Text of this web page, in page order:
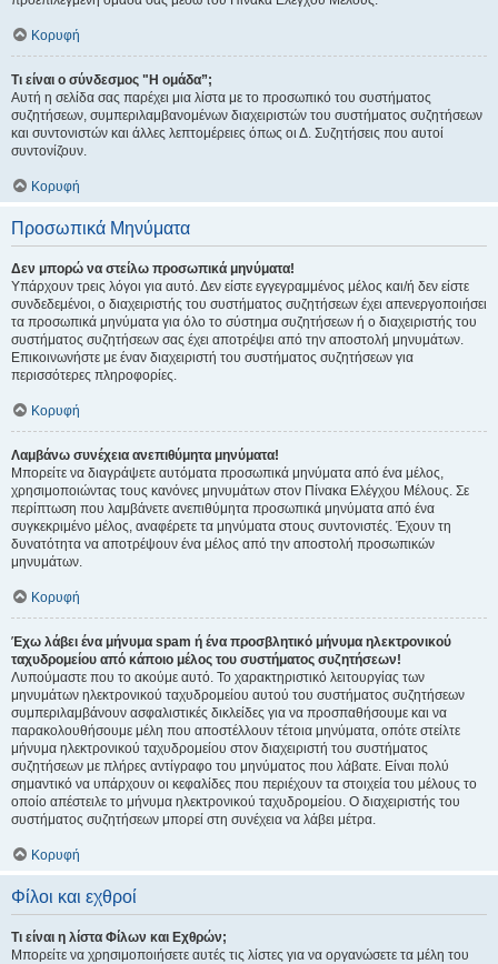
Κορυφή
Τι είναι ο σύνδεσμος "Η ομάδα”;
Αυτή η σελίδα σας παρέχει μια λίστα με το προσωπικό του συστήματος
συζητήσεων, συμπεριλαμβανομένων διαχειριστών του συστήματος συζητήσεων
και συντονιστών και άλλες λεπτομέρειες όπως οι Δ. Συζητήσεις που αυτοί
συντονίζουν.
Κορυφή
Προσωπικά Μηνύματα
Δεν μπορώ να στείλω προσωπικά μηνύματα!
Υπάρχουν τρεις λόγοι για αυτό. Δεν είστε εγγεγραμμένος μέλος και/ή δεν είστε
συνδεδεμένοι, ο διαχειριστής του συστήματος συζητήσεων έχει απενεργοποιήσει
τα προσωπικά μηνύματα για όλο το σύστημα συζητήσεων ή ο διαχειριστής του
συστήματος συζητήσεων σας έχει αποτρέψει από την αποστολή μηνυμάτων.
Επικοινωνήστε με έναν διαχειριστή του συστήματος συζητήσεων για
περισσότερες πληροφορίες.
Κορυφή
Λαμβάνω συνέχεια ανεπιθύμητα μηνύματα!
Μπορείτε να διαγράψετε αυτόματα προσωπικά μηνύματα από ένα μέλος,
χρησιμοποιώντας τους κανόνες μηνυμάτων στον Πίνακα Ελέγχου Μέλους. Σε
περίπτωση που λαμβάνετε ανεπιθύμητα προσωπικά μηνύματα από ένα
συγκεκριμένο μέλος, αναφέρετε τα μηνύματα στους συντονιστές. Έχουν τη
δυνατότητα να αποτρέψουν ένα μέλος από την αποστολή προσωπικών
μηνυμάτων.
Κορυφή
Έχω λάβει ένα μήνυμα spam ή ένα προσβλητικό μήνυμα ηλεκτρονικού
ταχυδρομείου από κάποιο μέλος του συστήματος συζητήσεων!
Λυπούμαστε που το ακούμε αυτό. Το χαρακτηριστικό λειτουργίας των
μηνυμάτων ηλεκτρονικού ταχυδρομείου αυτού του συστήματος συζητήσεων
συμπεριλαμβάνουν ασφαλιστικές δικλείδες για να προσπαθήσουμε και να
παρακολουθήσουμε μέλη που αποστέλλουν τέτοια μηνύματα, οπότε στείλτε
μήνυμα ηλεκτρονικού ταχυδρομείου στον διαχειριστή του συστήματος
συζητήσεων με πλήρες αντίγραφο του μηνύματος που λάβατε. Είναι πολύ
σημαντικό να υπάρχουν οι κεφαλίδες που περιέχουν τα στοιχεία του μέλους το
οποίο απέστειλε το μήνυμα ηλεκτρονικού ταχυδρομείου. Ο διαχειριστής του
συστήματος συζητήσεων μπορεί στη συνέχεια να λάβει μέτρα.
Κορυφή
Φίλοι και εχθροί
Τι είναι η λίστα Φίλων και Εχθρών;
Μπορείτε να χρησιμοποιήσετε αυτές τις λίστες για να οργανώσετε τα μέλη του